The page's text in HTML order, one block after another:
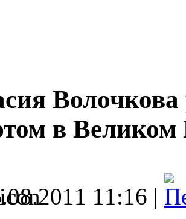
Волочкова
в Великом
11:16 |